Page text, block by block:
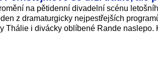
na pětidenní divadelní scénu
z dramaturgicky nejpestřejších
Thálie i divácky oblíbené Rande naslepo.